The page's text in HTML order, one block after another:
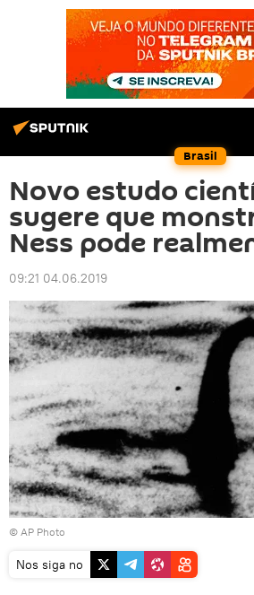
Brasil
Novo estudo
sugere que
Ness pode
09:21 04.06.2019
© AP Photo
Nos siga no